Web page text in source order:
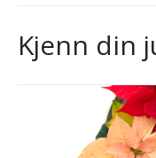
Kjenn din